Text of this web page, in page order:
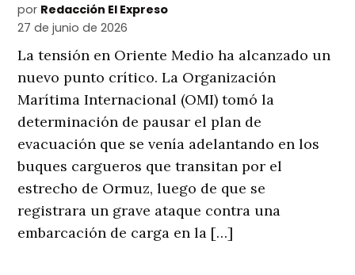
por Redacción El Expreso
27 de junio de 2026
La tensión en Oriente Medio ha alcanzado un
nuevo punto crítico. La Organización
Marítima Internacional (OMI) tomó la
determinación de pausar el plan de
evacuación que se venía adelantando en los
buques cargueros que transitan por el
estrecho de Ormuz, luego de que se
registrara un grave ataque contra una
embarcación de carga en la […]